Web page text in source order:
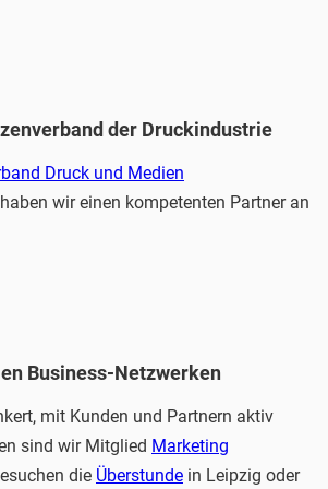
der Druckindustrie
Druck und Medien
haben wir einen kompetenten Partner an
Business-Netzwerken
mit Kunden und Partnern aktiv
sind wir Mitglied Marketing
die Überstunde in Leipzig oder